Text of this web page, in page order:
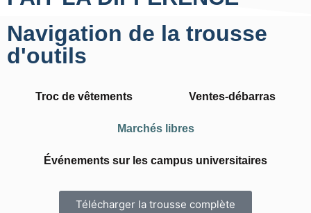
Navigation de la trousse
d'outils
Troc de vêtements Ventes-débarras
Marchés libres​
Événements sur les campus universitaires​
Télécharger la trousse complète